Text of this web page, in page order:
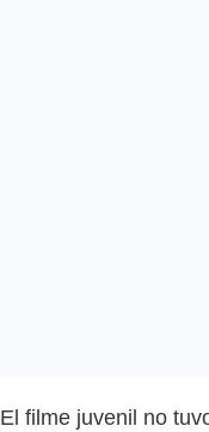
El filme juvenil no